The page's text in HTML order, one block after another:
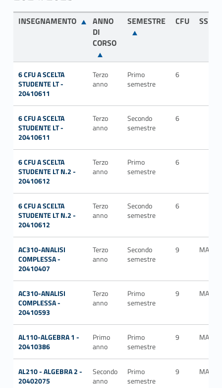
INSEGNAMENTO
ANNO
DI
CORSO
SEMESTRE CFU SSD
6 CFU A SCELTA
STUDENTE LT -
20410611
Terzo
anno
Primo
semestre
6
6 CFU A SCELTA
STUDENTE LT -
20410611
Terzo
anno
Secondo
semestre
6
6 CFU A SCELTA
STUDENTE LT N.2 -
20410612
Terzo
anno
Primo
semestre
6
6 CFU A SCELTA
STUDENTE LT N.2 -
20410612
Terzo
anno
Secondo
semestre
6
AC310-ANALISI
COMPLESSA -
20410407
Terzo
anno
Secondo
semestre
9 MAT/03
AC310-ANALISI
COMPLESSA -
20410593
Terzo
anno
Primo
semestre
9 MAT/05
AL110-ALGEBRA 1 -
20410386
Primo
anno
Primo
semestre
9 MAT/02
AL210 - ALGEBRA 2 -
20402075
Secondo
anno
Primo
semestre
9 MAT/02